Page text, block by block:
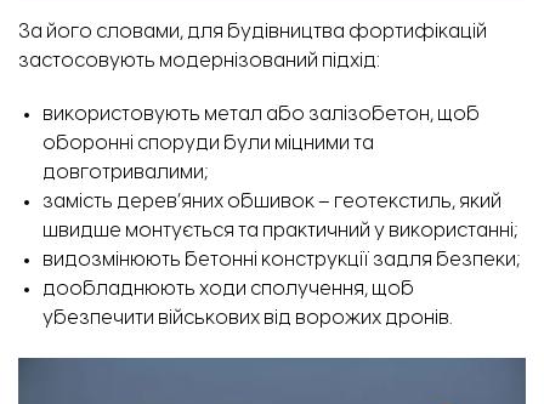
За його словами, для будівництва фортифікацій
застосовують модернізований підхід:
використовують метал або залізобетон, щоб
оборонні споруди були міцними та
довготривалими;
замість дерев’яних обшивок – геотекстиль, який
швидше монтується та практичний у використанні;
видозмінюють бетонні конструкції задля безпеки;
дообладнюють ходи сполучення, щоб
убезпечити військових від ворожих дронів.